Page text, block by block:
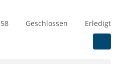
Geschlossen Erledigt